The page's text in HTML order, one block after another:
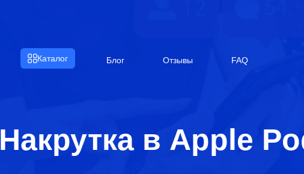
Каталог Блог Отзывы FAQ
Накрутка в Apple